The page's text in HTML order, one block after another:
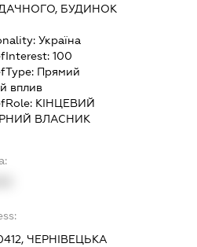
БУДИНОК
Україна
100
Прямий
вплив
КІНЦЕВИЙ
ВЛАСНИК
ЧЕРНІВЕЦЬКА